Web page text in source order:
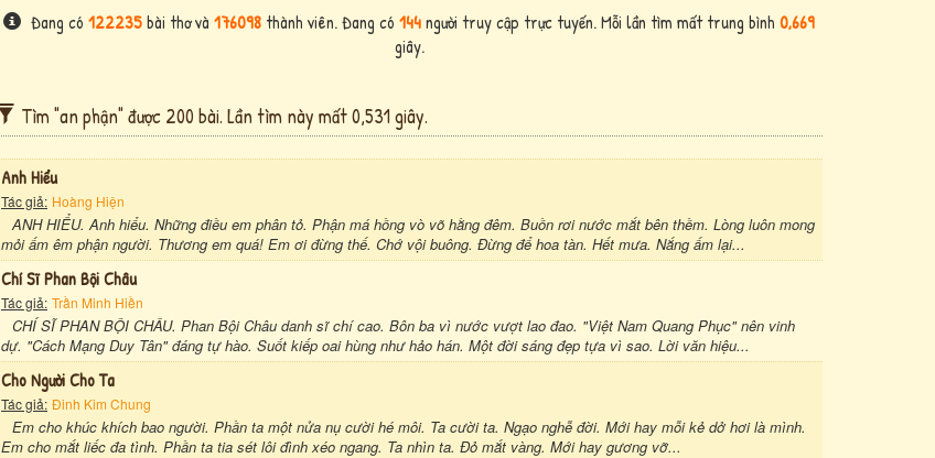
Đang có 122235bài thơ và 176098 thành viên. Đang có 144người truy cập trực tuyến. Mỗi lần tìm mất trung bình 0,669
giây.
Tìm "an phận" được 200 bài. Lần tìm này mất 0,531 giây.
Anh Hiểu
Tác giả: Hoàng Hiện
ANH HIỂU. Anh hiểu. Những điều em phân tỏ. Phận má hồng vò võ hằng đêm. Buồn rơi nước mắt bên thềm. Lòng luôn mong
mỏi ấm êm phận người. Thương em quá! Em ơi đừng thế. Chớ vội buông. Đừng để hoa tàn. Hết mưa. Nắng ấm lại...
Chí Sĩ Phan Bội Châu
Tác giả: Trần Minh Hiền
CHÍ SĨ PHAN BỘI CHÂU. Phan Bội Châu danh sĩ chí cao. Bôn ba vì nước vượt lao đao. "Việt Nam Quang Phục" nên vinh
dự. "Cách Mạng Duy Tân" đáng tự hào. Suốt kiếp oai hùng như hảo hán. Một đời sáng đẹp tựa vì sao. Lời văn hiệu...
Cho Người Cho Ta
Tác giả: Đinh Kim Chung
Em cho khúc khích bao người. Phần ta một nửa nụ cười hé môi. Ta cười ta. Ngạo nghễ đời. Mới hay mỗi kẻ dở hơi là mình.
Em cho mắt liếc đa tình. Phần ta tia sét lôi đình xéo ngang. Ta nhìn ta. Đỏ mắt vàng. Mới hay gương vỡ...